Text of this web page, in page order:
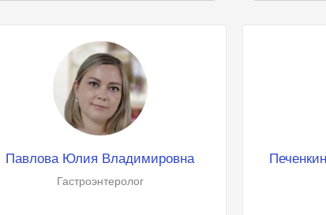
Павлова Юлия Владимировна
Гастроэнтеролог